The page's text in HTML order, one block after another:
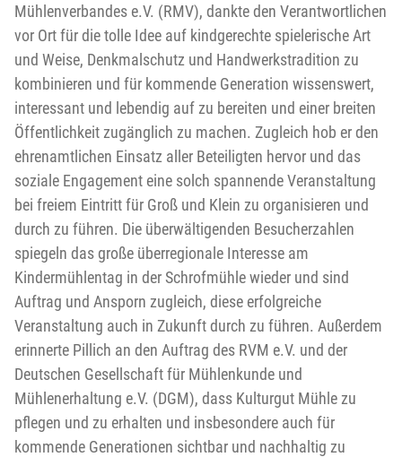
Mühlenverbandes e.V. (RMV), dankte den Verantwortlichen
vor Ort für die tolle Idee auf kindgerechte spielerische Art
und Weise, Denkmalschutz und Handwerkstradition zu
kombinieren und für kommende Generation wissenswert,
interessant und lebendig auf zu bereiten und einer breiten
Öffentlichkeit zugänglich zu machen. Zugleich hob er den
ehrenamtlichen Einsatz aller Beteiligten hervor und das
soziale Engagement eine solch spannende Veranstaltung
bei freiem Eintritt für Groß und Klein zu organisieren und
durch zu führen. Die überwältigenden Besucherzahlen
spiegeln das große überregionale Interesse am
Kindermühlentag in der Schrofmühle wieder und sind
Auftrag und Ansporn zugleich, diese erfolgreiche
Veranstaltung auch in Zukunft durch zu führen. Außerdem
erinnerte Pillich an den Auftrag des RVM e.V. und der
Deutschen Gesellschaft für Mühlenkunde und
Mühlenerhaltung e.V. (DGM), dass Kulturgut Mühle zu
pflegen und zu erhalten und insbesondere auch für
kommende Generationen sichtbar und nachhaltig zu